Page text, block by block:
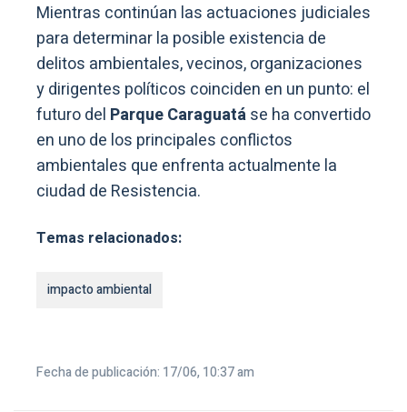
Mientras continúan las actuaciones judiciales
para determinar la posible existencia de
delitos ambientales, vecinos, organizaciones
y dirigentes políticos coinciden en un punto: el
futuro del Parque Caraguatáse ha convertido
en uno de los principales conflictos
ambientales que enfrenta actualmente la
ciudad de Resistencia.
Temas relacionados:
impacto ambiental
Fecha de publicación: 17/06, 10:37 am